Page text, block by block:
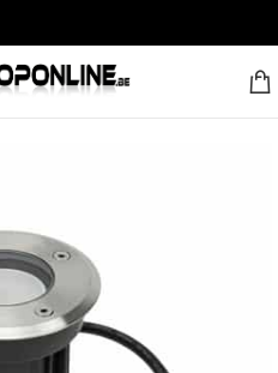
/L'éclairage extérieur